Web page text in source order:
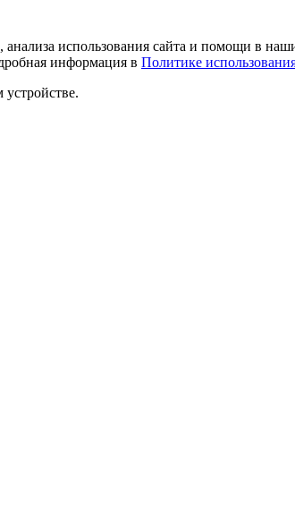
использования сайта и помощи в
информация в Политике